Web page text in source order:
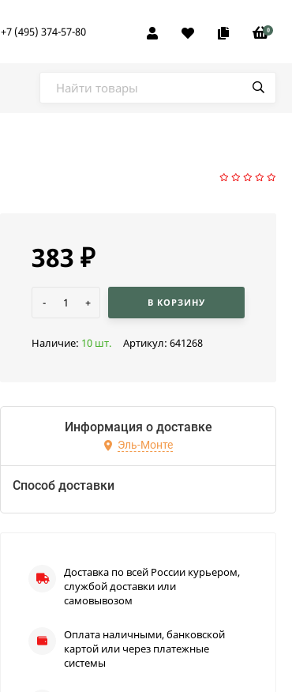
+7 (495) 374-57-80 0
383 ₽
- + В КОРЗИНУ
Наличие: 10 шт. Артикул: 641268
Информация о доставке
Эль-Монте
Способ доставки
Доставка по всей России курьером,
службой доставки или
самовывозом
Оплата наличными, банковской
картой или через платежные
системы